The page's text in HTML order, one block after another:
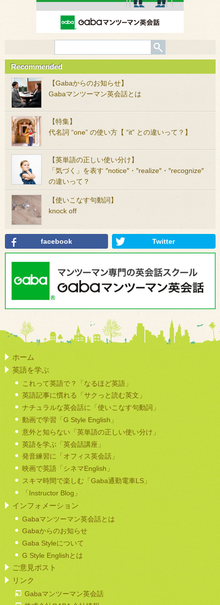
Recommended
【Gabaからのお知らせ】
Gabaマンツーマン英会話とは
【特集】
代名詞 “one” の使い方【 “it” との違いって？】
【英単語の正しい使い分け】
「気づく」を表す ″notice″・″realize″・″recognize″
の違いって？
【使いこなす句動詞】
knock off
facebook Twitter
ホーム
英語を学ぶ
これって英語で？「なるほど英語」
英語記事に慣れる「サクっと読む英文」
ナチュラルな英会話に「使いこなす句動詞」
動画で学習「G Style English」
意外と知らない「英単語の正しい使い分け」
英語を学ぶ「英会話講座」
発音練習に「オフィス英会話」
映画で英語「シネマEnglish」
スキマ時間で楽しむ「Gaba通勤電車LS」
「Instructor Blog」
インフォメーション
Gabaマンツーマン英会話とは
Gabaからのお知らせ
Gaba Styleについて
G Style Englishとは
ご意見ポスト
リンク
Gabaマンツーマン英会話